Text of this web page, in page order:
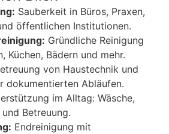
Sauberkeit in Büros, Praxen,
öffentlichen Institutionen.
Gründliche Reinigung
Küchen, Bädern und mehr.
von Haustechnik und
dokumentierten Abläufen.
im Alltag: Wäsche,
Betreuung.
Endreinigung mit